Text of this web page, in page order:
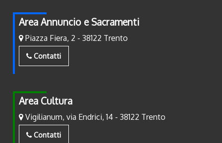
Area Annuncio e Sacramenti
Piazza Fiera, 2 - 38122 Trento
Contatti
Area Cultura
Vigilianum, via Endrici, 14 - 38122 Trento
Contatti